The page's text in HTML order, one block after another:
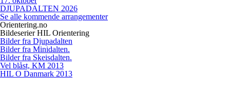
DJUPADALTEN 2026
Se alle kommende arrangementer
Orientering.no
Bildeserier HIL Orientering
Bilder fra Djupadalten
Bilder fra Minidalten.
Bilder fra Skeisdalten.
Vel blåst, KM 2013
HIL O Danmark 2013